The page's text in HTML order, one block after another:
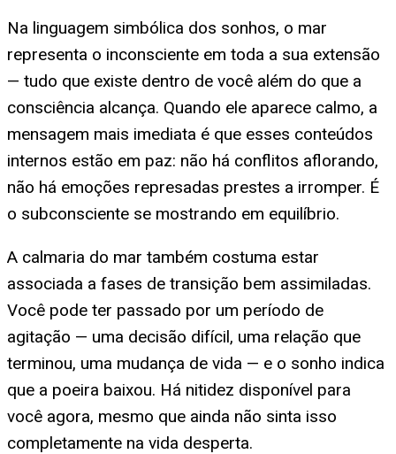
Na linguagem simbólica dos sonhos, o mar
representa o inconsciente em toda a sua extensão
— tudo que existe dentro de você além do que a
consciência alcança. Quando ele aparece calmo, a
mensagem mais imediata é que esses conteúdos
internos estão em paz: não há conflitos aflorando,
não há emoções represadas prestes a irromper. É
o subconsciente se mostrando em equilíbrio.
A calmaria do mar também costuma estar
associada a fases de transição bem assimiladas.
Você pode ter passado por um período de
agitação — uma decisão difícil, uma relação que
terminou, uma mudança de vida — e o sonho indica
que a poeira baixou. Há nitidez disponível para
você agora, mesmo que ainda não sinta isso
completamente na vida desperta.